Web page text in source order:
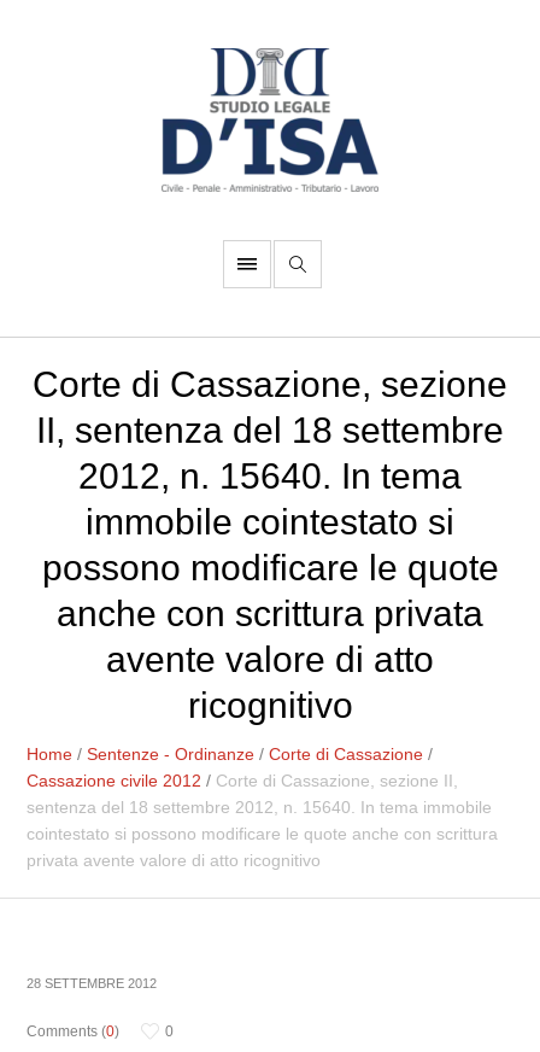
Corte di Cassazione, sezione
II, sentenza del 18 settembre
2012, n. 15640. In tema
immobile cointestato si
possono modificare le quote
anche con scrittura privata
avente valore di atto
ricognitivo
Home /Sentenze - Ordinanze /Corte di Cassazione /
Cassazione civile 2012 / Corte di Cassazione, sezione II,
sentenza del 18 settembre 2012, n. 15640. In tema immobile
cointestato si possono modificare le quote anche con scrittura
privata avente valore di atto ricognitivo
28 SETTEMBRE 2012
Comments (0)
0